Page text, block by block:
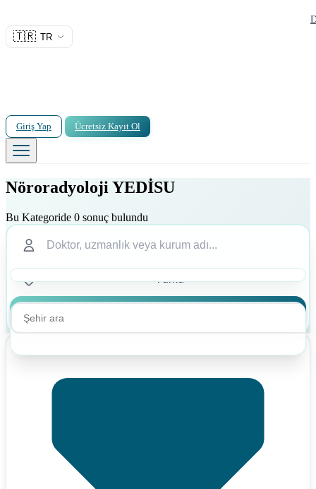
🇹🇷 TR
Giriş Yap Ücretsiz Kayıt Ol
Nöroradyoloji YEDİSU
Bu Kategoride 0 sonuç bulundu